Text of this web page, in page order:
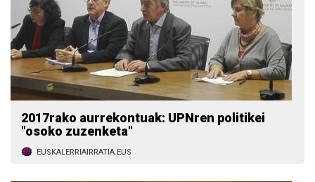
2017rako aurrekontuak: UPNren politikei
"osoko zuzenketa"
EUSKALERRIAIRRATIA.EUS